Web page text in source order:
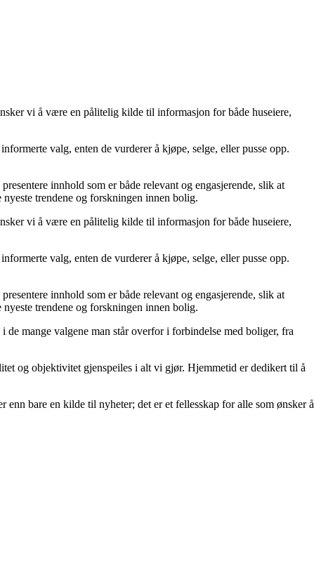
vi å være en pålitelig kilde til informasjon for både huseiere,
valg, enten de vurderer å kjøpe, selge, eller pusse opp.
innhold som er både relevant og engasjerende, slik at
trendene og forskningen innen bolig.
vi å være en pålitelig kilde til informasjon for både huseiere,
valg, enten de vurderer å kjøpe, selge, eller pusse opp.
innhold som er både relevant og engasjerende, slik at
trendene og forskningen innen bolig.
mange valgene man står overfor i forbindelse med boliger, fra
og objektivitet gjenspeiles i alt vi gjør. Hjemmetid er dedikert til å
bare en kilde til nyheter; det er et fellesskap for alle som ønsker å